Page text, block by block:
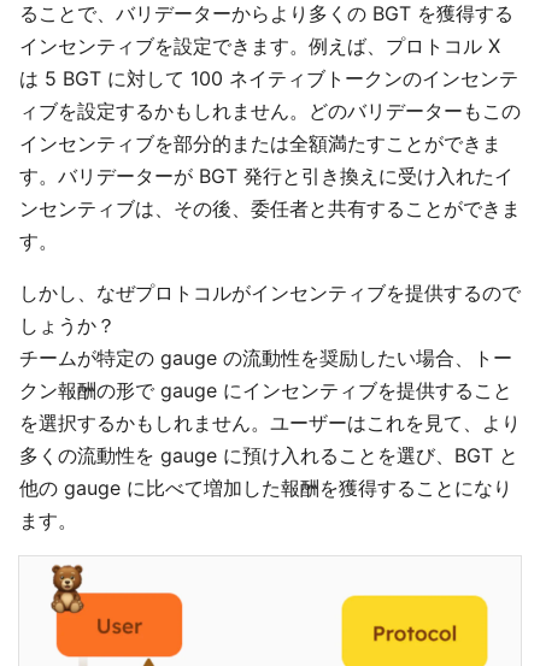
ることで、バリデーターからより多くの BGT を獲得する
インセンティブを設定できます。例えば、プロトコル X
は 5 BGT に対して 100 ネイティブトークンのインセンテ
ィブを設定するかもしれません。どのバリデーターもこの
インセンティブを部分的または全額満たすことができま
す。バリデーターが BGT 発行と引き換えに受け入れたイ
ンセンティブは、その後、委任者と共有することができま
す。
しかし、なぜプロトコルがインセンティブを提供するので
しょうか？
チームが特定の gauge の流動性を奨励したい場合、トー
クン報酬の形で gauge にインセンティブを提供すること
を選択するかもしれません。ユーザーはこれを見て、より
多くの流動性を gauge に預け入れることを選び、BGT と
他の gauge に比べて増加した報酬を獲得することになり
ます。